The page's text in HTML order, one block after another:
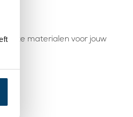
juiste materialen voor jouw